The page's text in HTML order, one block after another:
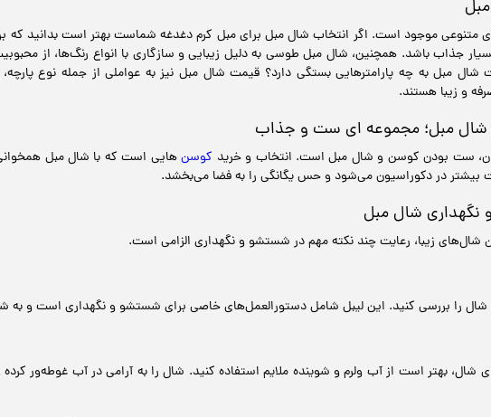
موجود است. اگر انتخاب شال مبل برای مبل کرم دغدغه شماست بهتر است بدانید که
جذاب باشد. همچنین، شال مبل طوسی به دلیل زیبایی و سازگاری با انواع رنگ‌ها، از
مبل به چه پارامترهایی بستگی دارد؟ قیمت شال مبل نیز به عواملی از جمله نوع پارچه،
و زیبا هستند.
مبل؛ مجموعه ای ست و جذاب
ست بودن کوسن و شال مبل است. انتخاب و خرید کوسن‌هایی است که با شال مبل همخوانی
بیشتر در دکوراسیون می‌شود و حس یگانگی را به فضا می‌بخشد.
شال مبل
زیبا، رعایت چند نکته مهم در شستشو و نگهداری الزامی است.
شال را بررسی کنید. این لیبل شامل دستورالعمل‌های خاصی برای شستشو و نگهداری است و
بهتر است از آب ولرم و شوینده ملایم استفاده کنید. شال را به آرامی در آب غوطه‌ور